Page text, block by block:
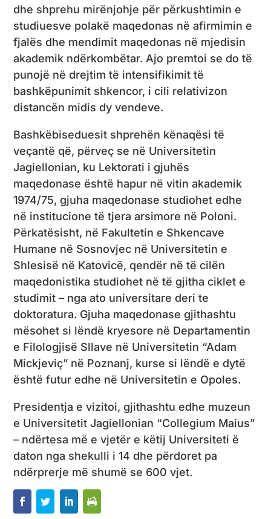
dhe shprehu mirënjohje për përkushtimin e
studiuesve polakë maqedonas në afirmimin e
fjalës dhe mendimit maqedonas në mjedisin
akademik ndërkombëtar. Ajo premtoi se do të
punojë në drejtim të intensifikimit të
bashkëpunimit shkencor, i cili relativizon
distancën midis dy vendeve.
Bashkëbiseduesit shprehën kënaqësi të
veçantë që, përveç se në Universitetin
Jagiellonian, ku Lektorati i gjuhës
maqedonase është hapur në vitin akademik
1974/75, gjuha maqedonase studiohet edhe
në institucione të tjera arsimore në Poloni.
Përkatësisht, në Fakultetin e Shkencave
Humane në Sosnovjec në Universitetin e
Shlesisë në Katovicë, qendër në të cilën
maqedonistika studiohet në të gjitha ciklet e
studimit – nga ato universitare deri te
doktoratura. Gjuha maqedonase gjithashtu
mësohet si lëndë kryesore në Departamentin
e Filologjisë Sllave në Universitetin “Adam
Mickjeviç” në Poznanj, kurse si lëndë e dytë
është futur edhe në Universitetin e Opoles.
Presidentja e vizitoi, gjithashtu edhe muzeun
e Universitetit Jagiellonian “Collegium Maius”
– ndërtesa më e vjetër e këtij Universiteti ë
daton nga shekulli i 14 dhe përdoret pa
ndërprerje më shumë se 600 vjet.